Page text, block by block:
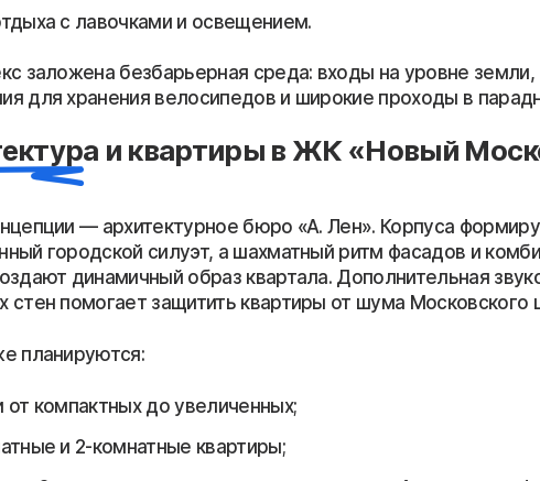
с лавочками и освещением.
заложена безбарьерная среда: входы на уровне
для хранения велосипедов и широкие проходы в
и квартиры в ЖК «Новый
— архитектурное бюро «А. Лен». Корпуса
городской силуэт, а шахматный ритм фасадов и
динамичный образ квартала. Дополнительная
стен помогает защитить квартиры от шума Московского
планируются:
от компактных до увеличенных;
и 2-комнатные квартиры;